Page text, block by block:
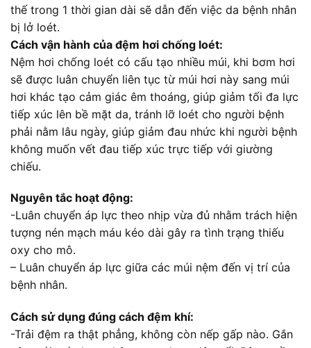
thế trong 1 thời gian dài sẽ dẫn đến việc da bệnh nhân
bị lở loét.
Cách vận hành của đệm hơi chống loét:
Nệm hơi chống loét có cấu tạo nhiều múi, khi bơm hơi
sẽ được luân chuyển liên tục từ múi hơi này sang múi
hơi khác tạo cảm giác êm thoáng, giúp giảm tối đa lực
tiếp xúc lên bề mặt da, tránh lỡ loét cho người bệnh
phải nằm lâu ngày, giúp giảm đau nhức khi người bệnh
không muốn vết đau tiếp xúc trực tiếp với giường
chiếu.
Nguyên tắc hoạt động:
-Luân chuyển áp lực theo nhịp vừa đủ nhằm trách hiện
tượng nén mạch máu kéo dài gây ra tình trạng thiếu
oxy cho mô.
– Luân chuyển áp lực giữa các múi nệm đến vị trí của
bệnh nhân.
Cách sử dụng đúng cách đệm khí:
-Trải đệm ra thật phẳng, không còn nếp gấp nào. Gắn